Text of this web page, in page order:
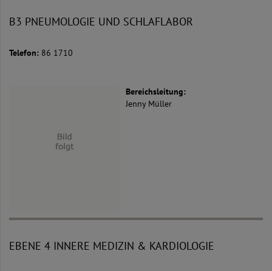
B3 PNEUMOLOGIE UND SCHLAFLABOR
Telefon: 86 1710
Bereichsleitung:
Jenny Müller
EBENE 4 INNERE MEDIZIN & KARDIOLOGIE